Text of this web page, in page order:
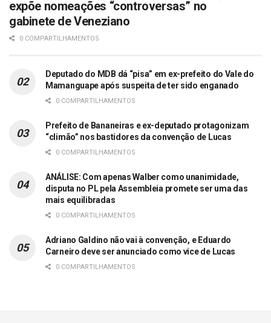
expõe nomeações “controversas” no
gabinete de Veneziano
0 COMPARTILHAMENTOS
Deputado do MDB dá “pisa” em ex-prefeito do Vale do
Mamanguape após suspeita de ter sido enganado
0 COMPARTILHAMENTOS
Prefeito de Bananeiras e ex-deputado protagonizam
“climão” nos bastidores da convenção de Lucas
0 COMPARTILHAMENTOS
ANÁLISE: Com apenas Walber como unanimidade,
disputa no PL pela Assembleia promete ser uma das
mais equilibradas
0 COMPARTILHAMENTOS
Adriano Galdino não vai à convenção, e Eduardo
Carneiro deve ser anunciado como vice de Lucas
0 COMPARTILHAMENTOS